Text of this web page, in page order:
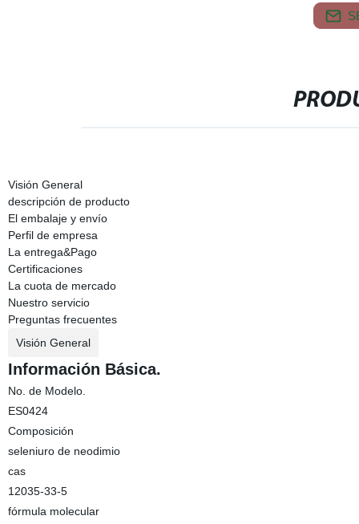
Visión General
descripción de producto
El embalaje y envío
Perfil de empresa
La entrega&Pago
Certificaciones
La cuota de mercado
Nuestro servicio
Preguntas frecuentes
Visión General
Información Básica.
No. de Modelo.
ES0424
Composición
seleniuro de neodimio
cas
12035-33-5
fórmula molecular